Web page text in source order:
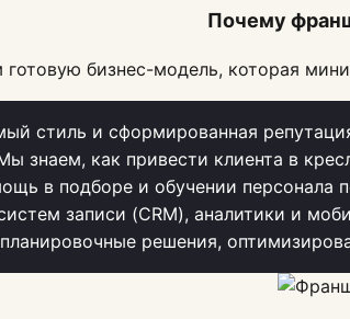
Почему
бизнес-модель, которая
стиль и сформированная
знаем, как привести клиента в
в подборе и обучении персонала
записи (CRM), аналитики и
решения,